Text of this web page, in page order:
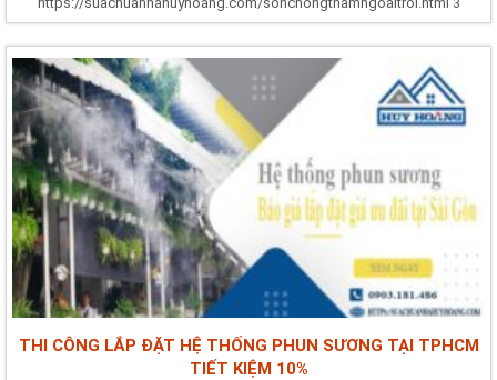
https://suachuanhahuyhoang.com/nhungdieukiengkykhisuanha.html 4
https://suachuanhahuyhoang.com/
5
https://suachuanhahuyhoang.com/
6 https://suachuanhahuyhoang.com/sonnaototnhat.html 7
https://suachuanhahuyhoang.com/nguyentacvaquytrinhsonchongtham.html
8 https://suachuanhahuyhoang.com/menhthuyhopmaugi.html 9
https://suachuanhahuyhoang.com/menhkimhopmaugi.html 10...
THI CÔNG LẮP ĐẶT HỆ THỐNG PHUN SƯƠNG TẠI TPHCM
TIẾT KIỆM 10%